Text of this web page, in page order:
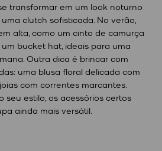
transformar em um look noturno
clutch sofisticada. No verão,
alta, como um cinto de camurça
bucket hat, ideais para uma
Outra dica é brincar com
uma blusa floral delicada com
com correntes marcantes.
estilo, os acessórios certos
ainda mais versátil.